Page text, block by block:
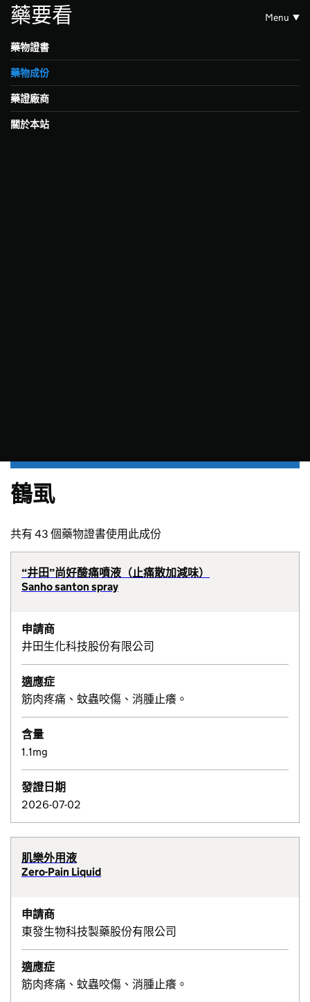
藥要看 Menu
藥物證書
藥物成份
藥證廠商
關於本站
鶴虱
共有 43 個藥物證書使用此成份
“井田”尚好酸痛噴液（止痛散加減味）
Sanho santon spray
申請商
井田生化科技股份有限公司
適應症
筋肉疼痛、蚊蟲咬傷、消腫止癢。
含量
1.1mg
發證日期
2026-07-02
肌樂外用液
Zero-Pain Liquid
申請商
東發生物科技製藥股份有限公司
適應症
筋肉疼痛、蚊蟲咬傷、消腫止癢。